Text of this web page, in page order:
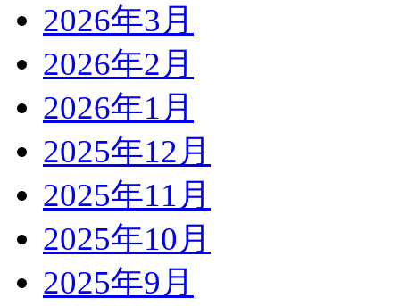
2026年3月
2026年2月
2026年1月
2025年12月
2025年11月
2025年10月
2025年9月